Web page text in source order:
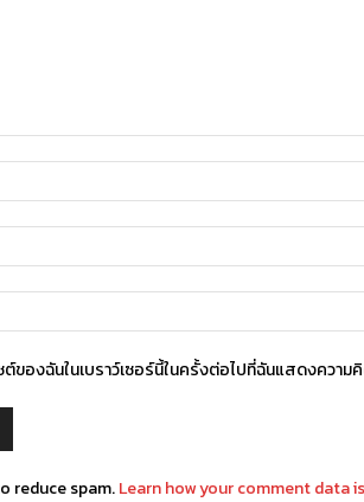
ต์ของฉันในเบราว์เซอร์นี้ในครั้งต่อไปที่ฉันแสดงความ
reduce spam.Learn how your comment data